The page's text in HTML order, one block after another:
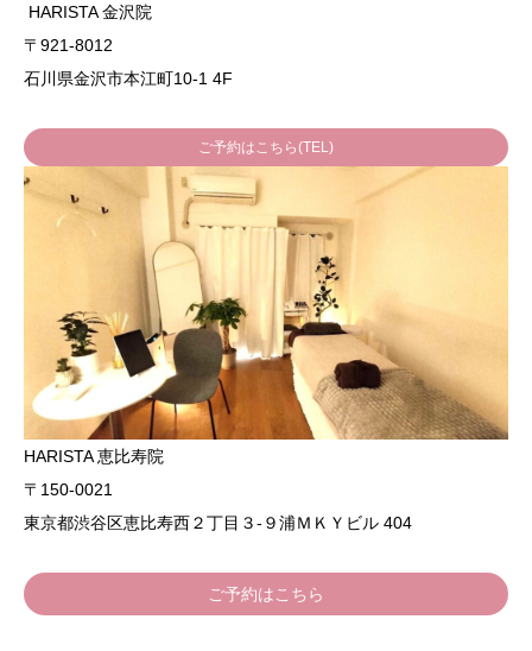
HARISTA 金沢院
〒921-8012
石川県金沢市本江町10-1 4F
ご予約はこちら(TEL)
HARISTA 恵比寿院
〒150-0021
東京都渋谷区恵比寿西２丁目３-９浦ＭＫＹビル 404
ご予約はこちら